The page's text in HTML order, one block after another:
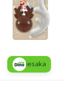
iesaka